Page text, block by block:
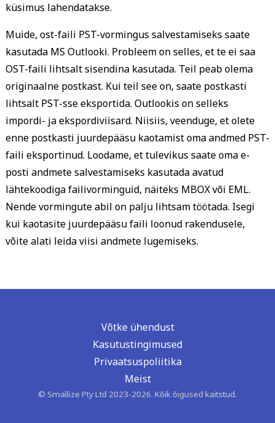
küsimus lahendatakse.
Muide, ost-faili PST-vormingus salvestamiseks saate
kasutada MS Outlooki. Probleem on selles, et te ei saa
OST-faili lihtsalt sisendina kasutada. Teil peab olema
originaalne postkast. Kui teil see on, saate postkasti
lihtsalt PST-sse eksportida. Outlookis on selleks
impordi- ja ekspordiviisard. Niisiis, veenduge, et olete
enne postkasti juurdepääsu kaotamist oma andmed PST-
faili eksportinud. Loodame, et tulevikus saate oma e-
posti andmete salvestamiseks kasutada avatud
lähtekoodiga failivorminguid, näiteks MBOX või EML.
Nende vormingute abil on palju lihtsam töötada. Isegi
kui kaotasite juurdepääsu faili loonud rakendusele,
võite alati leida viisi andmete lugemiseks.
Võtke ühendust
Kasutustingimused
Privaatsuspoliitika
Meist
© Smallize Pty Ltd 2023-2026. Kõik õigused kaitstud.